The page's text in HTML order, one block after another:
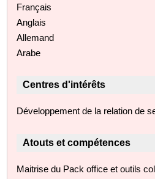
Français
Anglais
Allemand
Arabe
Centres d'intérêts
Développement de la relation de
Atouts et compétences
Maitrise du Pack office et outils